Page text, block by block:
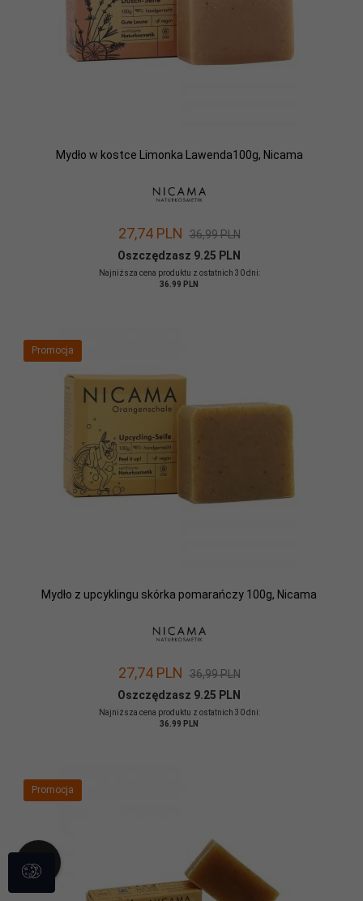
Mydło w kostce Limonka Lawenda100g, Nicama
27,74 PLN 36,99 PLN
Oszczędzasz 9.25 PLN
Najniższa cena produktu z ostatnich 30 dni:
36.99 PLN
Promocja
Mydło z upcyklingu skórka pomarańczy 100g, Nicama
27,74 PLN 36,99 PLN
Oszczędzasz 9.25 PLN
Najniższa cena produktu z ostatnich 30 dni:
36.99 PLN
Promocja